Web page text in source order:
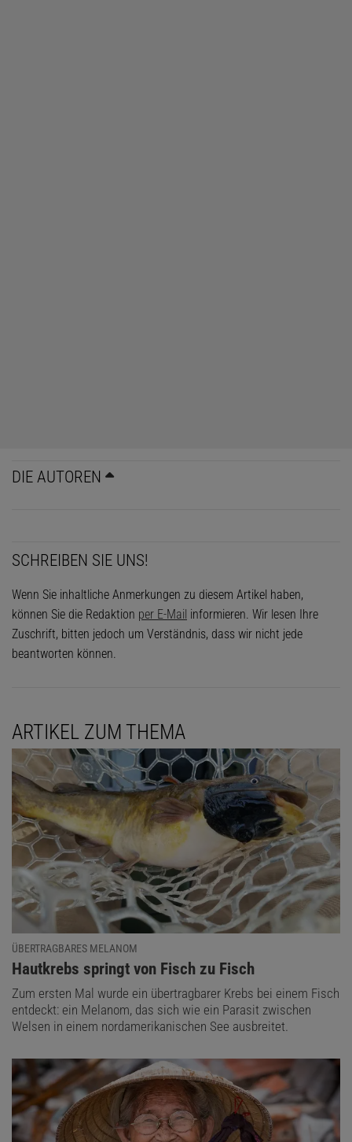
DIE AUTOREN
SCHREIBEN SIE UNS!
Wenn Sie inhaltliche Anmerkungen zu diesem Artikel haben,
können Sie die Redaktion per E-Mail informieren. Wir lesen Ihre
Zuschrift, bitten jedoch um Verständnis, dass wir nicht jede
beantworten können.
ARTIKEL ZUM THEMA
ÜBERTRAGBARES MELANOM
:
Hautkrebs springt von Fisch zu Fisch
Zum ersten Mal wurde ein übertragbarer Krebs bei einem Fisch
entdeckt: ein Melanom, das sich wie ein Parasit zwischen
Welsen in einem nordamerikanischen See ausbreitet.